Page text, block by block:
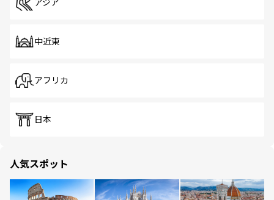
アジア
中近東
アフリカ
日本
人気スポット